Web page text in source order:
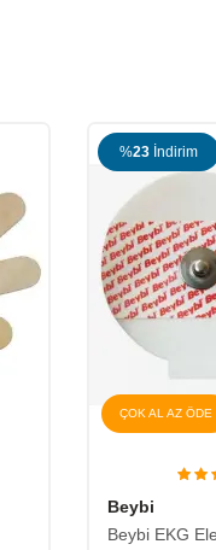
%20 İndirim
Clorethyl